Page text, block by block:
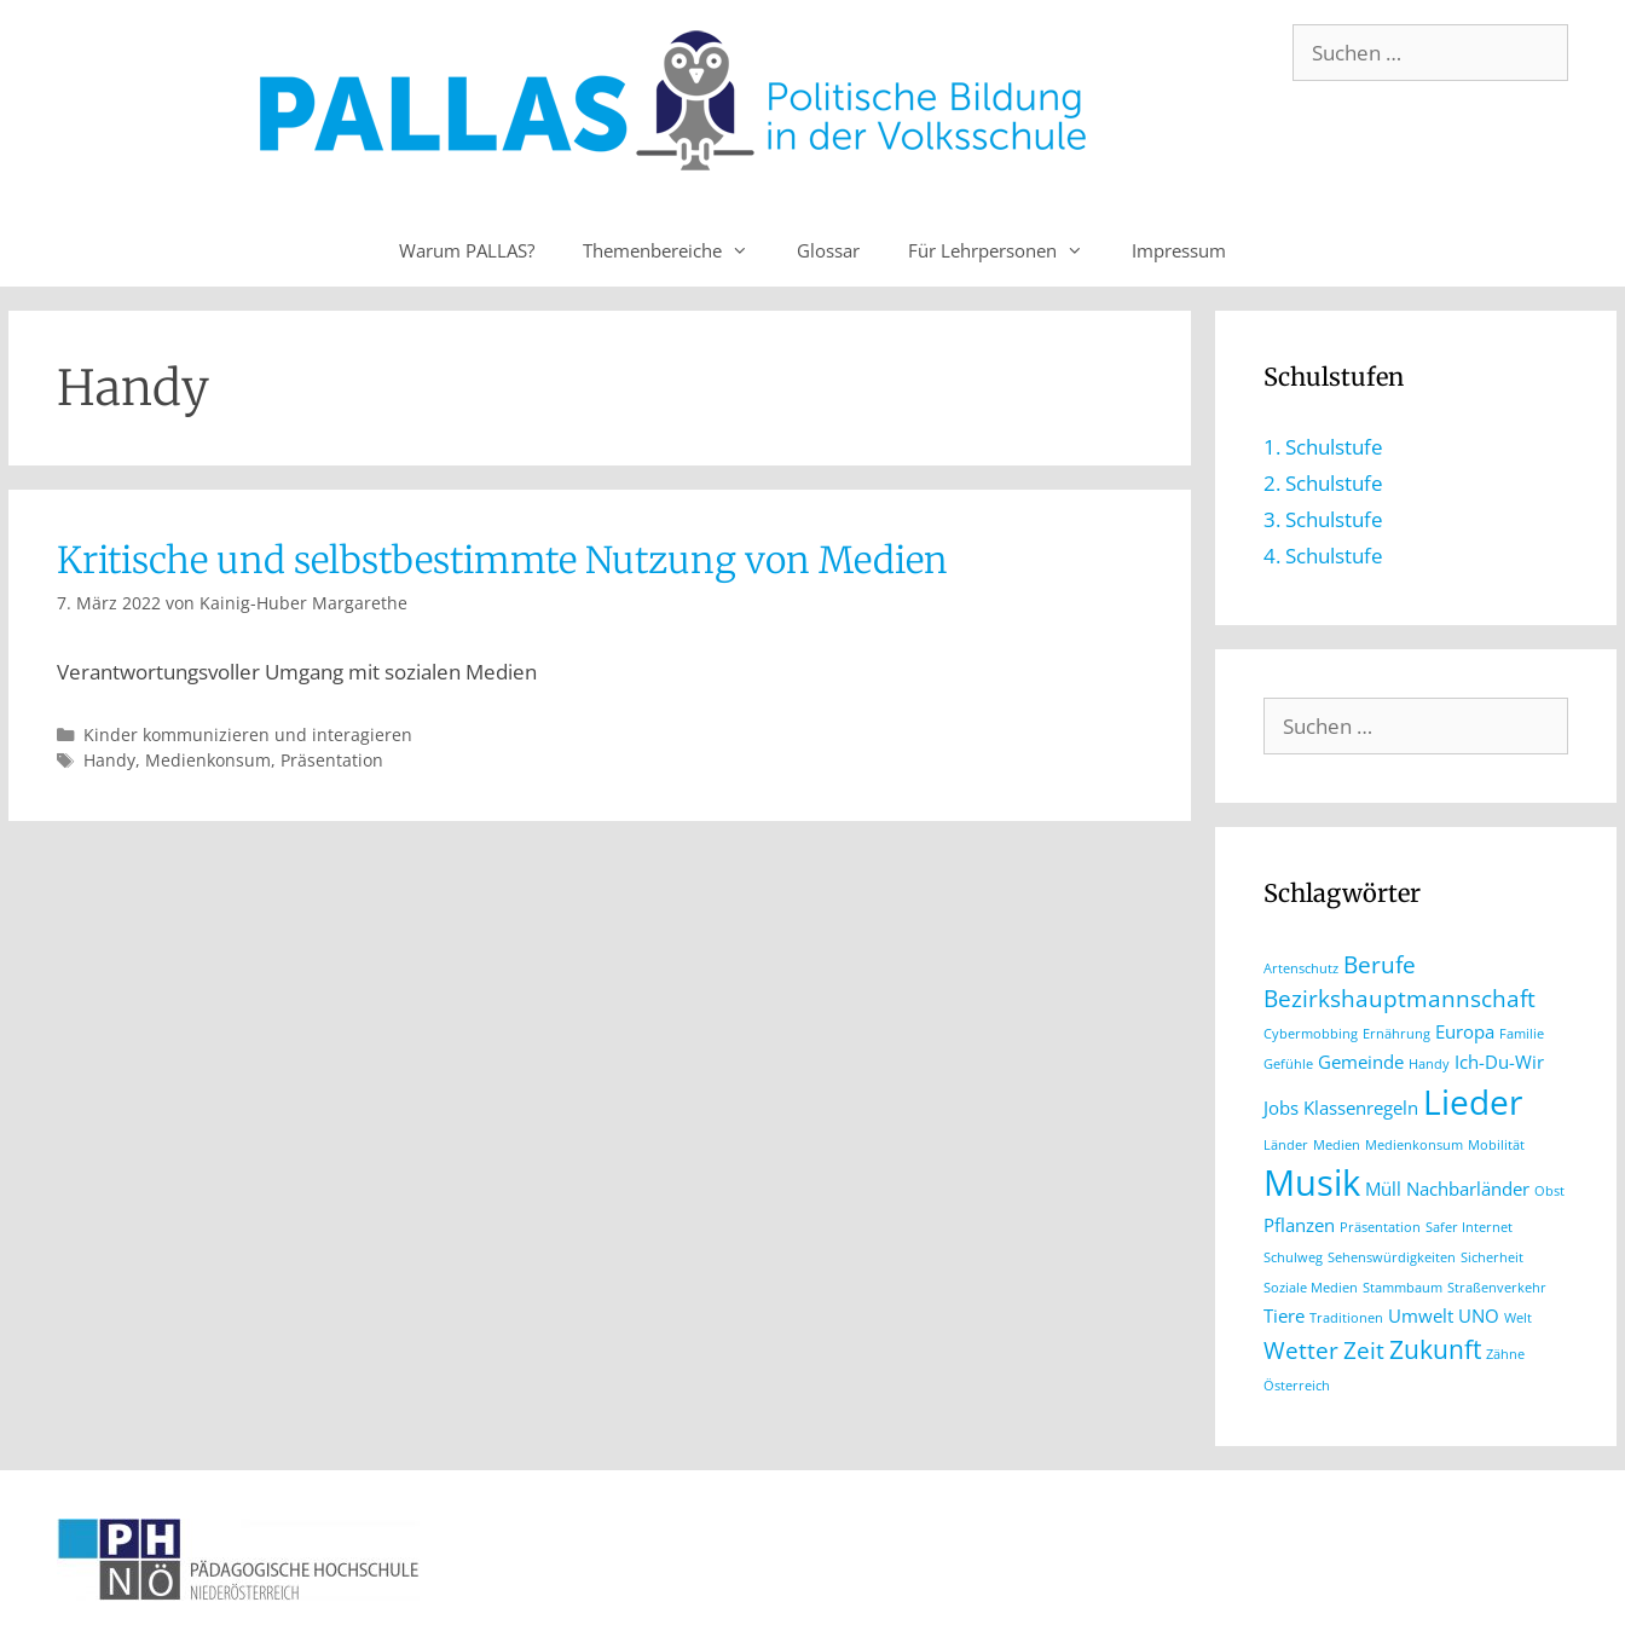
Warum PALLAS? Themenbereiche Glossar Für Lehrpersonen Impressum
Handy
Kritische und selbstbestimmte Nutzung von Medien
7. März 2022 von Kainig-Huber Margarethe
Verantwortungsvoller Umgang mit sozialen Medien
Kinder kommunizieren und interagieren
Handy, Medienkonsum, Präsentation
Schulstufen
1. Schulstufe
2. Schulstufe
3. Schulstufe
4. Schulstufe
Schlagwörter
Artenschutz Berufe
Bezirkshauptmannschaft
Cybermobbing Ernährung Europa Familie
Gefühle Gemeinde Handy Ich-Du-Wir
Jobs Klassenregeln Lieder
Länder Medien Medienkonsum Mobilität
Musik Müll Nachbarländer Obst
Pflanzen Präsentation Safer Internet
Schulweg Sehenswürdigkeiten Sicherheit
Soziale Medien Stammbaum Straßenverkehr
Tiere Traditionen Umwelt UNO Welt
WetterZeitZukunft Zähne
Österreich